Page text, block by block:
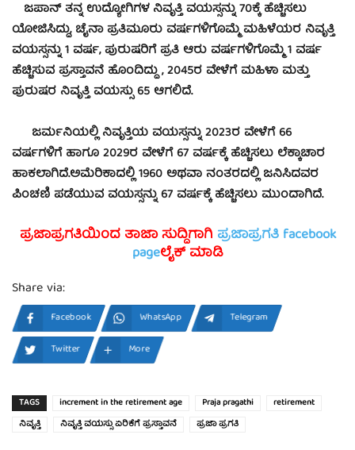
ಜಪಾನ್ ತನ್ನ ಉದ್ಯೋಗಿಗಳ ನಿವೃತ್ತಿ ವಯಸ್ಸನ್ನು 70ಕ್ಕೆ ಹೆಚ್ಚಿಸಲು
ಯೋಜಿಸಿದ್ದು, ಚೈನಾ ಪ್ರತಿಮೂರು ವರ್ಷಗಳಿಗೊಮ್ಮೆ ಮಹಿಳೆಯರ ನಿವೃತ್ತಿ
ವಯಸ್ಸನ್ನು 1 ವರ್ಷ, ಪುರುಷರಿಗೆ ಪ್ರತಿ ಆರು ವರ್ಷಗಳಿಗೊಮ್ಮೆ 1 ವರ್ಷ
ಹೆಚ್ಚಿಸುವ ಪ್ರಸ್ತಾವನೆ ಹೊಂದಿದ್ದು , 2045ರ ವೇಳೆಗೆ ಮಹಿಳಾ ಮತ್ತು
ಪುರುಷರ ನಿವೃತ್ತಿ ವಯಸ್ಸು 65 ಆಗಲಿದೆ.
ಜರ್ಮನಿಯಲ್ಲಿ ನಿವೃತ್ತಿಯ ವಯಸ್ಸನ್ನು 2023ರ ವೇಳೆಗೆ 66
ವರ್ಷಗಳಿಗೆ ಹಾಗೂ 2029ರ ವೇಳೆಗೆ 67 ವರ್ಷಕ್ಕೆ ಹೆಚ್ಚಿಸಲು ಲೆಕ್ಕಾಚಾರ
ಹಾಕಲಾಗಿದೆ.ಅಮೆರಿಕಾದಲ್ಲಿ 1960 ಅಥವಾ ನಂತರದಲ್ಲಿ ಜನಿಸಿದವರ
ಪಿಂಚಣಿ ಪಡೆಯುವ ವಯಸ್ಸನ್ನು 67 ವರ್ಷಕ್ಕೆ ಹೆಚ್ಚಿಸಲು ಮುಂದಾಗಿದೆ.
ಪ್ರಜಾಪ್ರಗತಿಯಿಂದ ತಾಜಾ ಸುದ್ದಿಗಾಗಿ ಪ್ರಜಾಪ್ರಗತಿ facebook
pageಲೈಕ್ ಮಾಡಿ
Share via:
Facebook WhatsApp
Telegram
Twitter
More
TAGS increment in the retirement age Praja pragathi
retirement
ನಿವೃತ್ತಿ
ನಿವೃತ್ತಿ ವಯಸ್ಸು ಏರಿಕೆಗೆ ಪ್ರಸ್ತಾವನೆ ಪ್ರಜಾ ಪ್ರಗತಿ